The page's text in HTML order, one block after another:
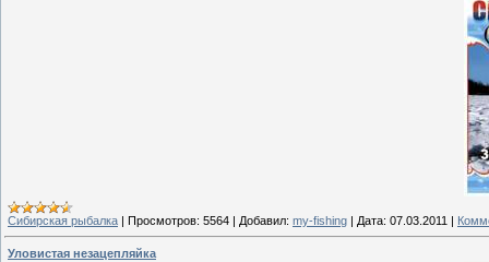
Сибирская рыбалка | Просмотров: 5564 | Добавил: my-fishing | Дата: 07.03.2011 |
Уловистая незацепляйка